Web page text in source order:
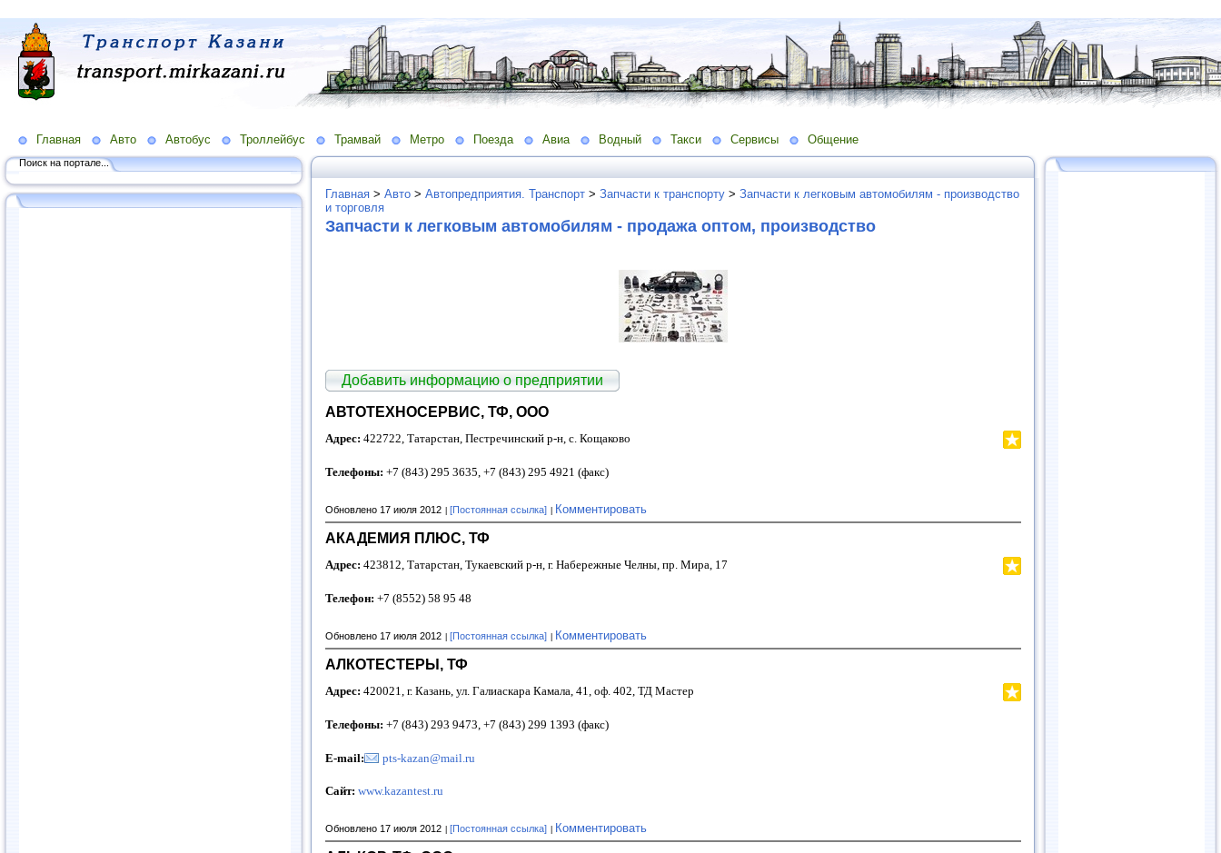
Главная Авто Автобус Троллейбус Трамвай Метро Поезда Авиа Водный Такси Сервисы Общение
Поиск на портале...
Главная > Авто > Автопредприятия. Транспорт > Запчасти к транспорту > Запчасти к легковым автомобилям - производство
и торговля
Запчасти к легковым автомобилям - продажа оптом, производство
Добавить информацию о предприятии
АВТОТЕХНОСЕРВИС, ТФ, ООО
Адрес: 422722, Татарстан, Пестречинский р-н, с. Кощаково
Телефоны: +7 (843) 295 3635, +7 (843) 295 4921 (факс)
Обновлено 17 июля 2012 [Постоянная ссылка] Комментировать
АКАДЕМИЯ ПЛЮС, ТФ
Адрес: 423812, Татарстан, Тукаевский р-н, г. Набережные Челны, пр. Мира, 17
Телефон: +7 (8552) 58 95 48
Обновлено 17 июля 2012 [Постоянная ссылка] Комментировать
АЛКОТЕСТЕРЫ, ТФ
Адрес: 420021, г. Казань, ул. Галиаскара Камала, 41, оф. 402, ТД Мастер
Телефоны: +7 (843) 293 9473, +7 (843) 299 1393 (факс)
E-mail: pts-kazan@mail.ru
Сайт: www.kazantest.ru
Обновлено 17 июля 2012 [Постоянная ссылка] Комментировать